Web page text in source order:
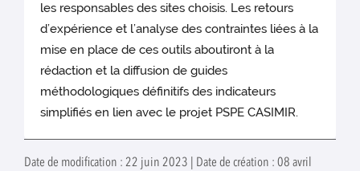
les responsables des sites choisis. Les retours
d’expérience et l’analyse des contraintes liées à la
mise en place de ces outils aboutiront à la
rédaction et la diffusion de guides
méthodologiques définitifs des indicateurs
simplifiés en lien avec le projet PSPE CASIMIR.
Date de modification : 22 juin 2023 | Date de création : 08 avril